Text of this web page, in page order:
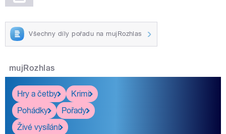
Všechny díly pořadu na mujRozhlas
mujRozhlas
Hry a četby
Krimi
Pohádky
Pořady
Živé vysílání